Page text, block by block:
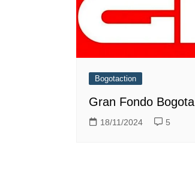
Bogotaction
Gran Fondo Bogota
18/11/2024 5